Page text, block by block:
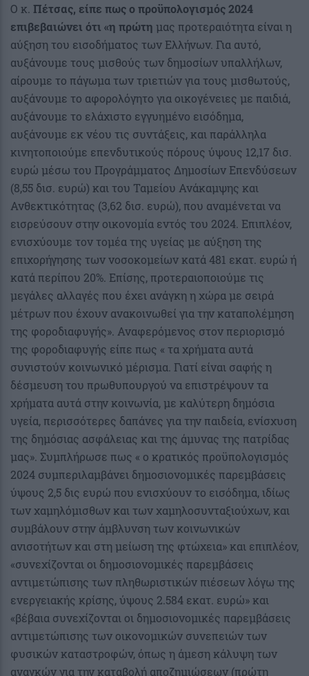
Ο κ. Πέτσας, είπε πως ο προϋπολογισμός 2024
επιβεβαιώνει ότι «η πρώτη μας προτεραιότητα είναι η
αύξηση του εισοδήματος των Ελλήνων. Για αυτό,
αυξάνουμε τους μισθούς των δημοσίων υπαλλήλων,
αίρουμε το πάγωμα των τριετιών για τους μισθωτούς,
αυξάνουμε το αφορολόγητο για οικογένειες με παιδιά,
αυξάνουμε το ελάχιστο εγγυημένο εισόδημα,
αυξάνουμε εκ νέου τις συντάξεις, και παράλληλα
κινητοποιούμε επενδυτικούς πόρους ύψους 12,17 δισ.
ευρώ μέσω του Προγράμματος Δημοσίων Επενδύσεων
(8,55 δισ. ευρώ) και του Ταμείου Ανάκαμψης και
Ανθεκτικότητας (3,62 δισ. ευρώ), που αναμένεται να
εισρεύσουν στην οικονομία εντός του 2024. Επιπλέον,
ενισχύουμε τον τομέα της υγείας με αύξηση της
επιχορήγησης των νοσοκομείων κατά 481 εκατ. ευρώ ή
κατά περίπου 20%. Επίσης, προτεραιοποιούμε τις
μεγάλες αλλαγές που έχει ανάγκη η χώρα με σειρά
μέτρων που έχουν ανακοινωθεί για την καταπολέμηση
της φοροδιαφυγής». Αναφερόμενος στον περιορισμό
της φοροδιαφυγής είπε πως « τα χρήματα αυτά
συνιστούν κοινωνικό μέρισμα. Γιατί είναι σαφής η
δέσμευση του πρωθυπουργού να επιστρέψουν τα
χρήματα αυτά στην κοινωνία, με καλύτερη δημόσια
υγεία, περισσότερες δαπάνες για την παιδεία, ενίσχυση
της δημόσιας ασφάλειας και της άμυνας της πατρίδας
μας». Συμπλήρωσε πως « ο κρατικός προϋπολογισμός
2024 συμπεριλαμβάνει δημοσιονομικές παρεμβάσεις
ύψους 2,5 δις ευρώ που ενισχύουν το εισόδημα, ιδίως
των χαμηλόμισθων και των χαμηλοσυνταξιούχων, και
συμβάλουν στην άμβλυνση των κοινωνικών
ανισοτήτων και στη μείωση της φτώχεια» και επιπλέον,
«συνεχίζονται οι δημοσιονομικές παρεμβάσεις
αντιμετώπισης των πληθωριστικών πιέσεων λόγω της
ενεργειακής κρίσης, ύψους 2.584 εκατ. ευρώ» και
«βέβαια συνεχίζονται οι δημοσιονομικές παρεμβάσεις
αντιμετώπισης των οικονομικών συνεπειών των
φυσικών καταστροφών, όπως η άμεση κάλυψη των
αναγκών για την καταβολή αποζημιώσεων (πρώτη